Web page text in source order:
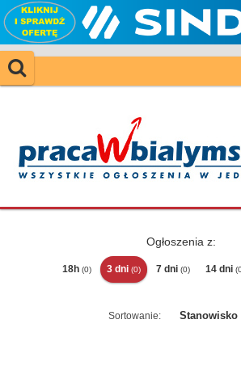
Ogłoszenia z:
18h (0) 3 dni (0) 7 dni (0) 14 dni
Stanowisko